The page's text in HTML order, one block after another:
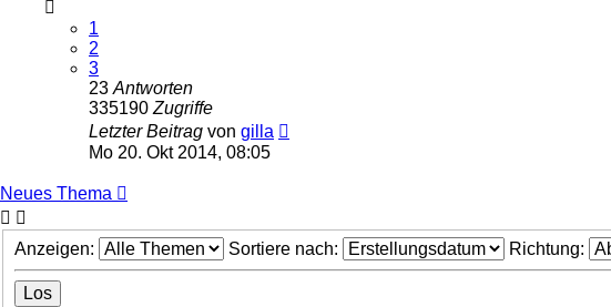
1
2
3
23Antworten
335190Zugriffe
Letzter Beitrag von gilla
Mo 20. Okt 2014, 08:05
Neues Thema
Anzeigen: Sortiere nach: Richtung: